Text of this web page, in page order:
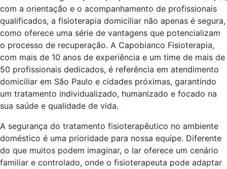
com a orientação e o acompanhamento de profissionais
qualificados, a fisioterapia domiciliar não apenas é segura,
como oferece uma série de vantagens que potencializam
o processo de recuperação. A Capobianco Fisioterapia,
com mais de 10 anos de experiência e um time de mais de
50 profissionais dedicados, é referência em atendimento
domiciliar em São Paulo e cidades próximas, garantindo
um tratamento individualizado, humanizado e focado na
sua saúde e qualidade de vida.
A segurança do tratamento fisioterapêutico no ambiente
doméstico é uma prioridade para nossa equipe. Diferente
do que muitos podem imaginar, o lar oferece um cenário
familiar e controlado, onde o fisioterapeuta pode adaptar